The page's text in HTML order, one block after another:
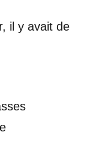
il y avait de